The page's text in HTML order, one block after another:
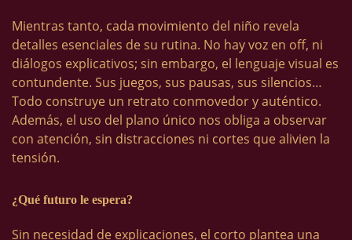
Mientras tanto, cada movimiento del niño revela
detalles esenciales de su rutina. No hay voz en off, ni
diálogos explicativos; sin embargo, el lenguaje visual es
contundente. Sus juegos, sus pausas, sus silencios…
Todo construye un retrato conmovedor y auténtico.
Además, el uso del plano único nos obliga a observar
con atención, sin distracciones ni cortes que alivien la
tensión.
¿Qué futuro le espera?
Sin necesidad de explicaciones, el corto plantea una